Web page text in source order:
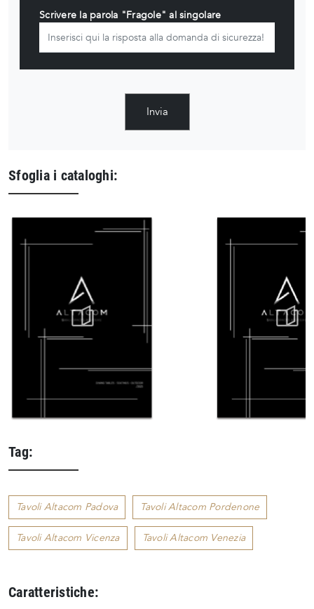
Scrivere la parola "Fragole" al singolare
Invia
Sfoglia i cataloghi:
Tag:
Tavoli Altacom Padova Tavoli Altacom Pordenone
Tavoli Altacom Vicenza Tavoli Altacom Venezia
Caratteristiche: